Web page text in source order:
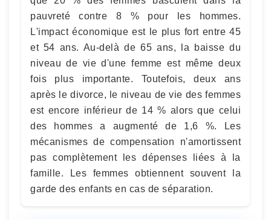
pauvreté contre 8 % pour les hommes.
L'impact économique est le plus fort entre 45
et 54 ans. Au-delà de 65 ans, la baisse du
niveau de vie d'une femme est même deux
fois plus importante. Toutefois, deux ans
après le divorce, le niveau de vie des femmes
est encore inférieur de 14 % alors que celui
des hommes a augmenté de 1,6 %. Les
mécanismes de compensation n'amortissent
pas complètement les dépenses liées à la
famille. Les femmes obtiennent souvent la
garde des enfants en cas de séparation.